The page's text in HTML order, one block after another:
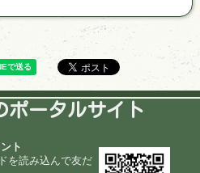
ポータルサイト
ト
を読み込んで友だ